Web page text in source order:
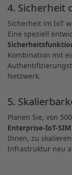
4. Sicherheit
Sicherheit im IoT
Eine speziell
Kombination mit
Netzwerk.
5.
Planen Sie, von
Enterprise-IoT-SIM
Ihnen, zu
Infrastruktur neu